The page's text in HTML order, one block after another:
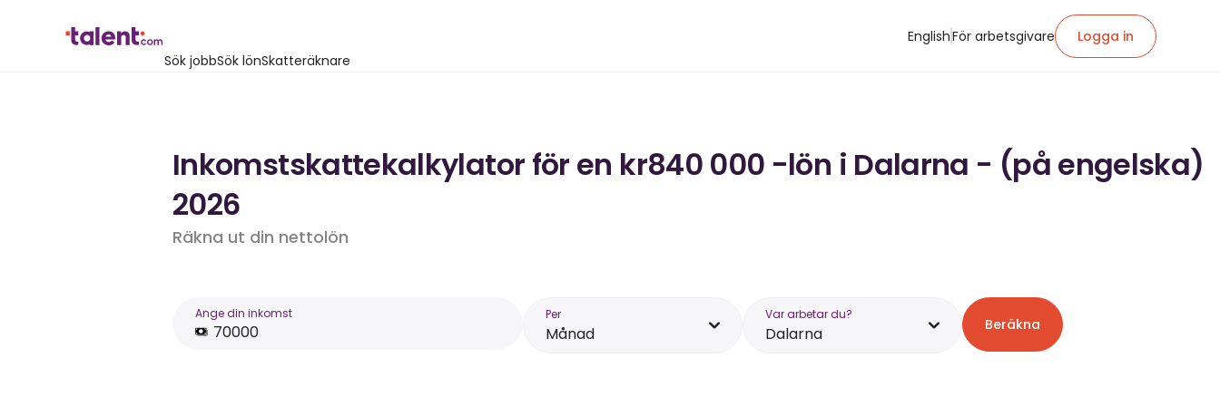
Sök jobbSök lönSkatteräknare
EnglishFör arbetsgivare Logga in
Inkomstskattekalkylator för en kr840 000 -lön i Dalarna - (på engelska)
2026
Räkna ut din nettolön
Ange din inkomst Per
Månad
Var arbetar du?
Dalarna Beräkna